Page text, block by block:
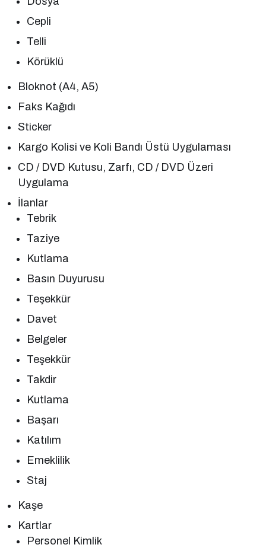
Cepli
Telli
Körüklü
Bloknot (A4, A5)
Faks Kağıdı
Sticker
Kargo Kolisi ve Koli Bandı Üstü Uygulaması
CD / DVD Kutusu, Zarfı, CD / DVD Üzeri
Uygulama
İlanlar
Tebrik
Taziye
Kutlama
Basın Duyurusu
Teşekkür
Davet
Belgeler
Teşekkür
Takdir
Kutlama
Başarı
Katılım
Emeklilik
Staj
Kaşe
Kartlar
Personel Kimlik